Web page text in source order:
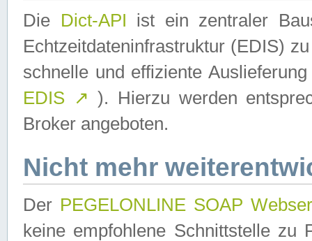
Die Dict-API ist ein zentraler
Echtzeitdateninfrastruktur (EDIS)
schnelle und effiziente
EDIS ↗ ). Hierzu werden
Broker angeboten.
Nicht mehr
Der PEGELONLINE SOAP
keine empfohlene Schnittstelle zu